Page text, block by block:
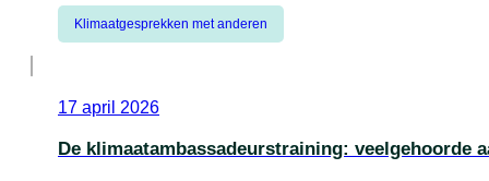
Meer info
Klimaatgesprekken met anderen
17 april 2026
De klimaatambassadeurstraining: veelgehoorde